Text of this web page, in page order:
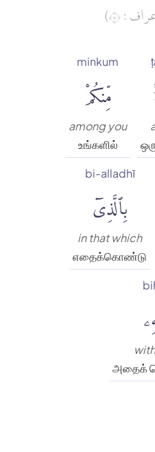
: ٧)
minkum
مِّنكُمْ
among you
உங்களில்
bi-alladhī
بِٱلَّذِىٓ
in that which
எதைக்கொண்டு
அதைக்